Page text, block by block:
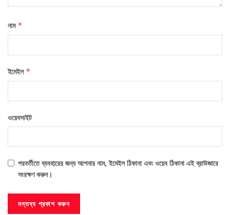
নাম *
ইমেইল *
ওয়েবসাইট
পরবর্তীতে ব্যবহারের জন্য আপনার নাম, ইমেইল ঠিকানা এবং ওয়েব ঠিকানা এই ব্রাউজারে
সংরক্ষণ করুন।